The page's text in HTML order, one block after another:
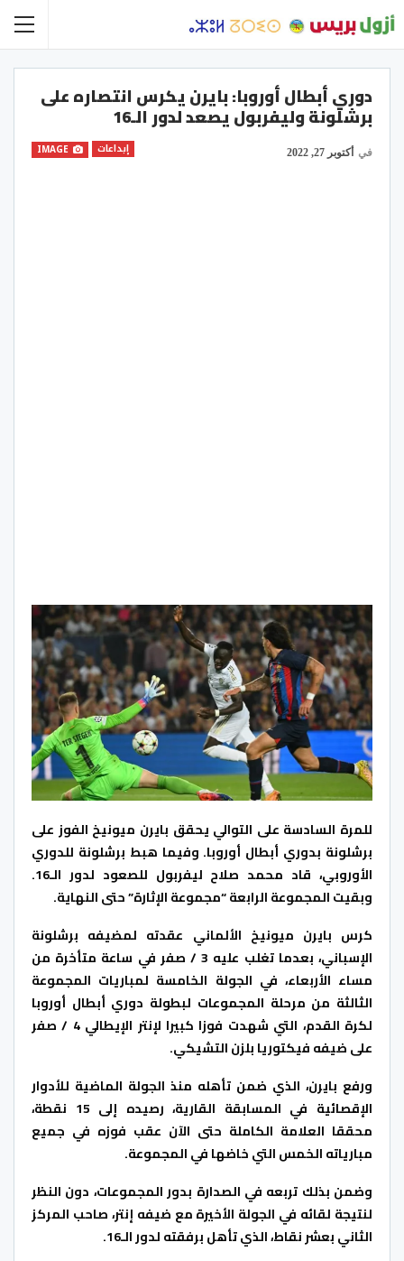
دوري أبطال أوروبا: بايرن يكرس انتصاره على
برشلونة وليفربول يصعد لدور الـ16
إبداعات في أكتوبر 27, 2022
للمرة السادسة على التوالي يحقق بايرن ميونيخ الفوز على
برشلونة بدوري أبطال أوروبا. وفيما هبط برشلونة للدوري
الأوروبي، قاد محمد صلاح ليفربول للصعود لدور الـ16.
وبقيت المجموعة الرابعة “مجموعة الإثارة” حتى النهاية.
كرس بايرن ميونيخ الألماني عقدته لمضيفه برشلونة
الإسباني، بعدما تغلب عليه 3 / صفر في ساعة متأخرة من
مساء الأربعاء، في الجولة الخامسة لمباريات المجموعة
الثالثة من مرحلة المجموعات لبطولة دوري أبطال أوروبا
لكرة القدم، التي شهدت فوزا كبيرا لإنتر الإيطالي 4 / صفر
على ضيفه فيكتوريا بلزن التشيكي.
ورفع بايرن، الذي ضمن تأهله منذ الجولة الماضية للأدوار
الإقصائية في المسابقة القارية، رصيده إلى 15 نقطة،
محققا العلامة الكاملة حتى الآن عقب فوزه في جميع
مبارياته الخمس التي خاضها في المجموعة.
وضمن بذلك تربعه في الصدارة بدور المجموعات، دون النظر
لنتيجة لقائه في الجولة الأخيرة مع ضيفه إنتر، صاحب المركز
الثاني بعشر نقاط، الذي تأهل برفقته لدور الـ16.